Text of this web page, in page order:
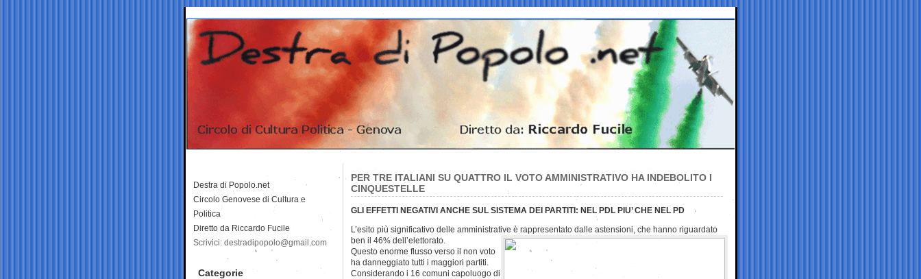
PER TRE ITALIANI SU QUATTRO IL VOTO AMMINISTRATIVO HA INDEBOLITO I
CINQUESTELLE
GLI EFFETTI NEGATIVI ANCHE SUL SISTEMA DEI PARTITI: NEL PDL PIU’ CHE NEL PD
L’esito più significativo delle amministrative è rappresentato dalle astensioni, che hanno riguardato
ben il 46% dell’elettorato.
Questo enorme flusso verso il non voto
ha danneggiato tutti i maggiori partiti.
Considerando i 16 comuni capoluogo di
Destra di Popolo.net
Circolo Genovese di Cultura e
Politica
Diretto da Riccardo Fucile
Scrivici: destradipopolo@gmail.com
Categorie